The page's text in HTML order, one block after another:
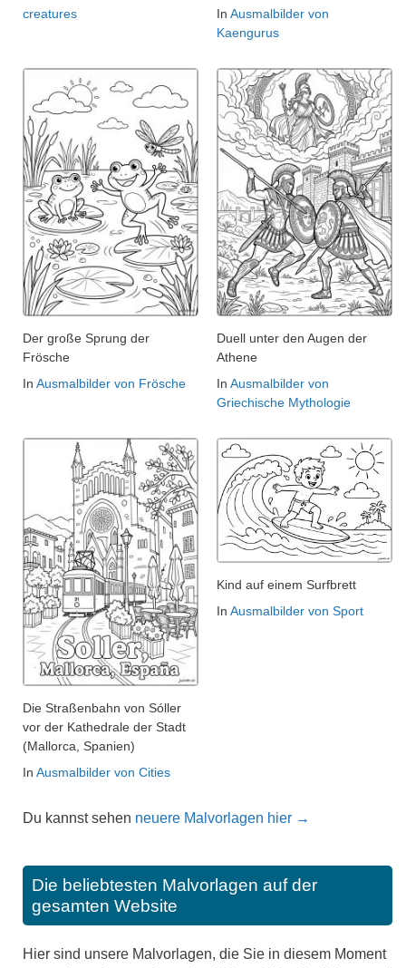
creatures
In Ausmalbilder von
Kaengurus
Der große Sprung der
Frösche
In Ausmalbilder von Frösche
Duell unter den Augen der
Athene
In Ausmalbilder von
Griechische Mythologie
Die Straßenbahn von Sóller
vor der Kathedrale der Stadt
(Mallorca, Spanien)
In Ausmalbilder von Cities
Kind auf einem Surfbrett
In Ausmalbilder von Sport
Du kannst sehen neuere Malvorlagen hier →
Die beliebtesten Malvorlagen auf der
gesamten Website
Hier sind unsere Malvorlagen, die Sie in diesem Moment